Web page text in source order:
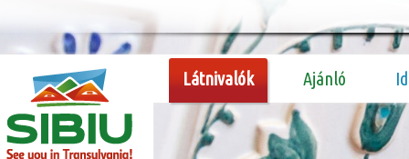
Látnivalók Ajánló